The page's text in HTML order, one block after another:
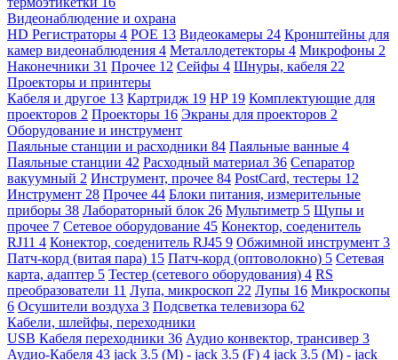
Видеонаблюдение и охрана
HD Регистраторы 4 POE 13 Видеокамеры 24 Кронштейны для
камер видеонаблюдения 4 Металлодетекторы 4 Микрофоны 2
Наконечники 31 Прочее 12 Сейфы 4 Шнуры, кабеля 22
Проекторы и принтеры
Кабеля и другое 13 Картридж 19 HP 19 Комплектующие для
проекторов 2 Проекторы 16 Экраны для проекторов 2
Оборудование и инструмент
Паяльные станции и расходники 84 Паяльные ванные 4
Паяльные станции 42 Расходный материал 36 Сепаратор
вакуумный 2 Инструмент, прочее 84 PostCard, тестеры 12
Инструмент 28 Прочее 44 Блоки питания, измерительные
приборы 38 Лабораторный блок 26 Мультиметр 5 Щупы и
прочее 7 Сетевое оборудование 45 Конектор, соеденитель
RJ11 4 Конектор, соеденитель RJ45 9 Обжимной инструмент 3
Патч-корд (витая пара) 15 Патч-корд (оптоволокно) 5 Сетевая
карта, адаптер 5 Тестер (сетевого оборудования) 4 RS
преобразователи 11 Лупа, микроскоп 22 Лупы 16 Микроскопы
6 Осушители воздуха 3 Подсветка телевизора 62
Кабели, шлейфы, переходники
USB Кабеля переходники 36 Аудио конвектор, трансивер 3
Аудио-Кабеля 43 jack 3.5 (M) - jack 3.5 (F) 4 jack 3.5 (M) - jack